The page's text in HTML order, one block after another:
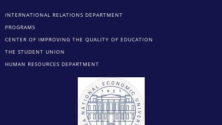
INTERNATIONAL RELATIONS DEPARTMENT
PROGRAMS
CENTER OF IMPROVING THE QUALITY OF EDUCATION
THE STUDENT UNION
HUMAN RESOURCES DEPARTMENT